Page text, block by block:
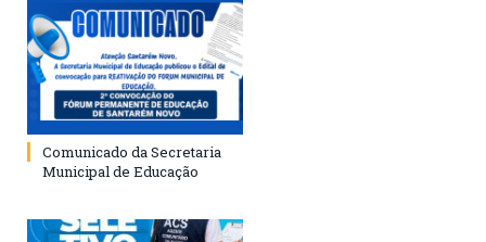
Comunicado da Secretaria
Municipal de Educação